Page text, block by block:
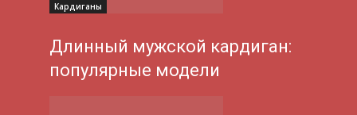
Кардиганы
Длинный мужской кардиган:
популярные модели